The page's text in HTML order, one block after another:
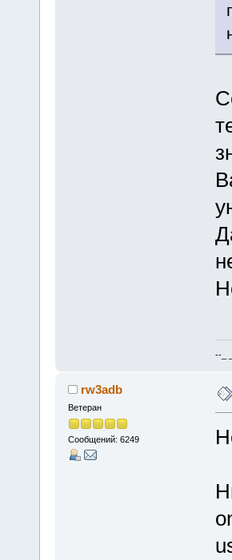
--_
rw3adb
Ветеран
Сообщений: 6249